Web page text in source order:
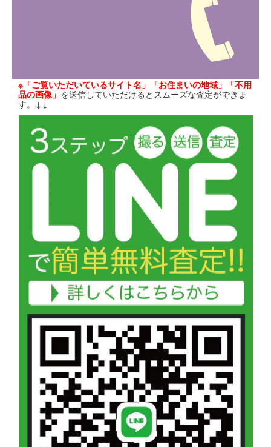
※「ご覧いただいているサイト名」「お住まいの地域」「不用
品の画像」 を送信していただけるとスムーズな査定ができま
す。↓↓